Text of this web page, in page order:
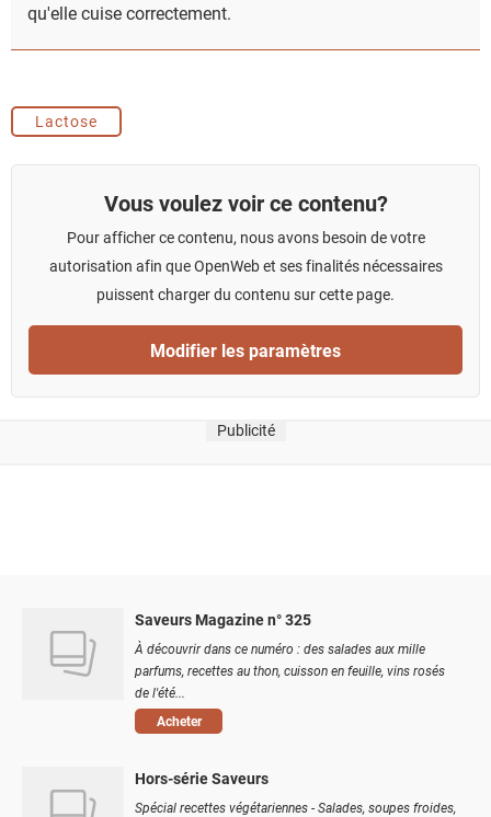
qu'elle cuise correctement.
Lactose
Vous voulez voir ce contenu?
Pour afficher ce contenu, nous avons besoin de votre
autorisation afin que OpenWeb et ses finalités nécessaires
puissent charger du contenu sur cette page.
Modifier les paramètres
Publicité
Saveurs Magazine n° 325
À découvrir dans ce numéro : des salades aux mille
parfums, recettes au thon, cuisson en feuille, vins rosés
de l'été...
Acheter
Hors-série Saveurs
Spécial recettes végétariennes - Salades, soupes froides,